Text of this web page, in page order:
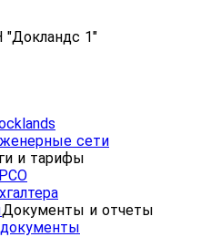
"Докландс 1"
сети
и тарифы
Документы и отчеты